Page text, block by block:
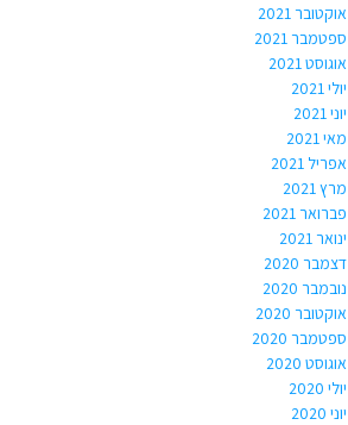
אוקטובר 2021
ספטמבר 2021
אוגוסט 2021
יולי 2021
יוני 2021
מאי 2021
אפריל 2021
מרץ 2021
פברואר 2021
ינואר 2021
דצמבר 2020
נובמבר 2020
אוקטובר 2020
ספטמבר 2020
אוגוסט 2020
יולי 2020
יוני 2020